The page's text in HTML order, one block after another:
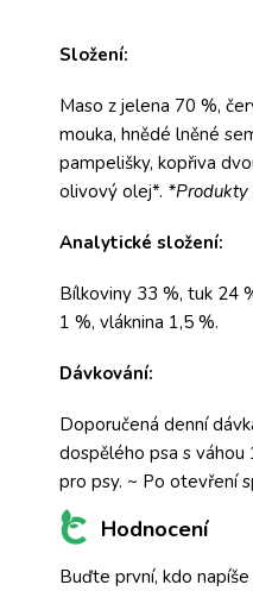
Složení:
Maso z jelena 70 %,
mouka, hnědé lněné
pampelišky, kopřiva
olivový olej*. *Produkty
Analytické složení:
Bílkoviny 33 %, tuk 24
1 %, vláknina 1,5 %.
Dávkování:
Doporučená denní
dospělého psa s
pro psy. ~ Po otevření
Hodnocení
Buďte první, kdo